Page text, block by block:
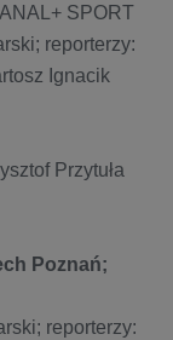
SPORT
reporterzy:
Ignacik
Przytuła
Poznań;
reporterzy: